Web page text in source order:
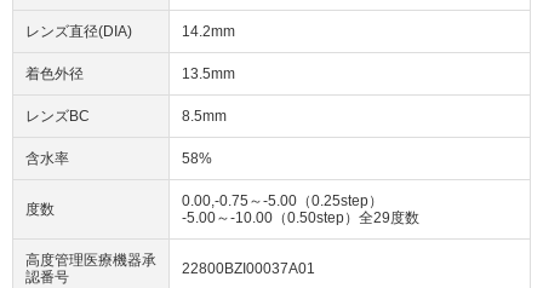
レンズ直径(DIA) 14.2mm
着色外径 13.5mm
レンズBC 8.5mm
含水率 58%
度数
0.00,-0.75～-5.00（0.25step）
-5.00～-10.00（0.50step）全29度数
高度管理医療機器承
認番号
22800BZI00037A01